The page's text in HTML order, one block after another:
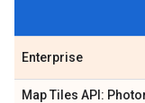
Enterprise
Map Tiles API: